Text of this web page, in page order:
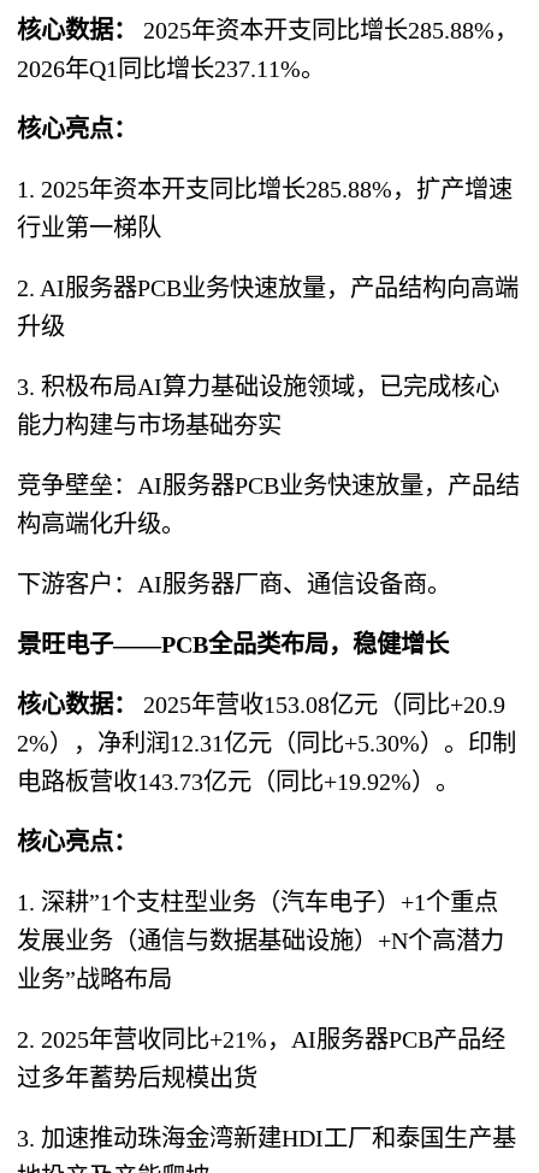
核心数据：
2025年资本开支同比增长285.88%，
2026年Q1同比增长237.11%。
核心亮点：
1. 2025年资本开支同比增长285.88%，扩产增速
行业第一梯队
2. AI服务器PCB业务快速放量，产品结构向高端
升级
3. 积极布局AI算力基础设施领域，已完成核心
能力构建与市场基础夯实
竞争壁垒：AI服务器PCB业务快速放量，产品结
构高端化升级。
下游客户：AI服务器厂商、通信设备商。
景旺电子——PCB全品类布局，稳健增长
核心数据：
2025年营收153.08亿元（同比+20.9
2%），净利润12.31亿元（同比+5.30%）。印制
电路板营收143.73亿元（同比+19.92%）。
核心亮点：
1. 深耕”1个支柱型业务（汽车电子）+1个重点
发展业务（通信与数据基础设施）+N个高潜力
业务”战略布局
2. 2025年营收同比+21%，AI服务器PCB产品经
过多年蓄势后规模出货
3. 加速推动珠海金湾新建HDI工厂和泰国生产基